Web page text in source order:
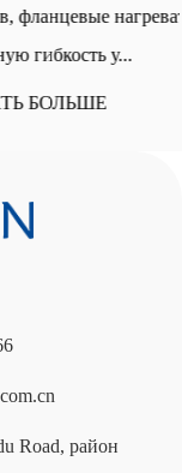
Road, район